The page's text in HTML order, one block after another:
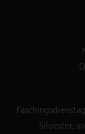
Silvester,